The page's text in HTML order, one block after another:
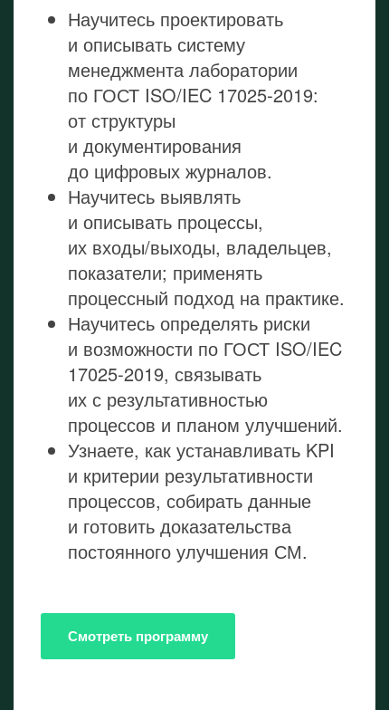
Научитесь проектировать
и описывать систему
менеджмента лаборатории
по ГОСТ ISO/IEC 17025‑2019:
от структуры
и документирования
до цифровых журналов.
Научитесь выявлять
и описывать процессы,
их входы/выходы, владельцев,
показатели; применять
процессный подход на практике.
Научитесь определять риски
и возможности по ГОСТ ISO/IEC
17025‑2019, связывать
их с результативностью
процессов и планом улучшений.
Узнаете, как устанавливать KPI
и критерии результативности
процессов, собирать данные
и готовить доказательства
постоянного улучшения СМ.
Смотреть программу